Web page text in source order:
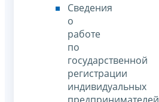
Сведения
о
работе
по
государственной
регистрации
индивидуальных
предпринимателей